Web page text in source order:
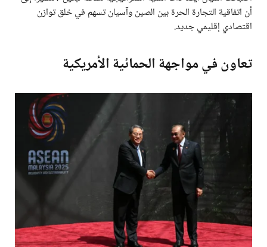
أن اتفاقية التجارة الحرة بين الصين وآسيان تسهم في خلق توازن
اقتصادي إقليمي جديد.
تعاون في مواجهة الحمائية الأمريكية